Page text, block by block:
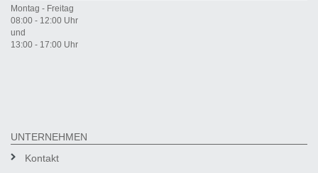
Montag - Freitag
08:00 - 12:00 Uhr
und
13:00 - 17:00 Uhr
UNTERNEHMEN
Kontakt